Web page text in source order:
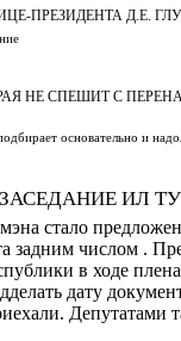
ПРЕЗИДЕНТА Д.Е.
НЕ СПЕШИТ С
основательно и
ИЛ
стало
задним числом .
в ходе
дату
Депутатами